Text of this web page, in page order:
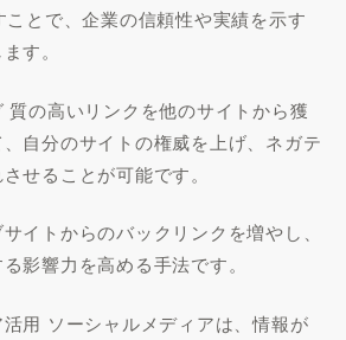
ことで、企業の信頼性や実績を示す
す。
質の高いリンクを他のサイトから獲
自分のサイトの権威を上げ、ネガテ
せることが可能です。
イトからのバックリンクを増やし、
影響力を高める手法です。
用 ソーシャルメディアは、情報が